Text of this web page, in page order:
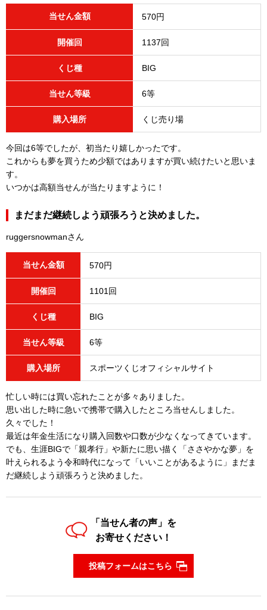
当せん金額 570円
開催回 1137回
くじ種 BIG
当せん等級 6等
購入場所 くじ売り場
今回は6等でしたが、初当たり嬉しかったです。
これからも夢を買うため少額ではありますが買い続けたいと思いま
す。
いつかは高額当せんが当たりますように！
まだまだ継続しよう頑張ろうと決めました。
ruggersnowmanさん
当せん金額 570円
開催回 1101回
くじ種 BIG
当せん等級 6等
購入場所 スポーツくじオフィシャルサイト
忙しい時には買い忘れたことが多々ありました。
思い出した時に急いで携帯で購入したところ当せんしました。
久々でした！
最近は年金生活になり購入回数や口数が少なくなってきています。
でも、生涯BIGで「親孝行」や新たに思い描く「ささやかな夢」を
叶えられるよう令和時代になって「いいことがあるように」まだま
だ継続しよう頑張ろうと決めました。
「当せん者の声」を
お寄せください！
投稿フォームはこちら